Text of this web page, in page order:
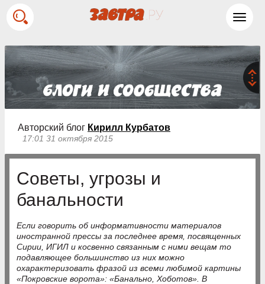
Авторский блог Кирилл Курбатов
17:01 31 октября 2015
Советы, угрозы и
банальности
Если говорить об информативности материалов
иностранной прессы за последнее время, посвященных
Сирии, ИГИЛ и косвенно связанным с ними вещам то
подавляющее большинство из них можно
охарактеризовать фразой из всеми любимой картины
«Покровские ворота»: «Банально, Хоботов». В